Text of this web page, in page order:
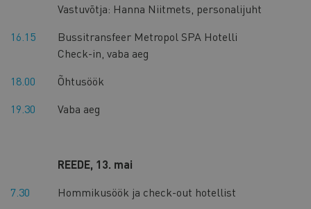
Vastuvõtja: Hanna Niitmets, personalijuht
16.15
Bussitransfeer Metropol SPA Hotelli
Check-in, vaba aeg
18.00
Õhtusöök
19.30
Vaba aeg
REEDE, 13. mai
7.30
Hommikusöök ja check-out hotellist